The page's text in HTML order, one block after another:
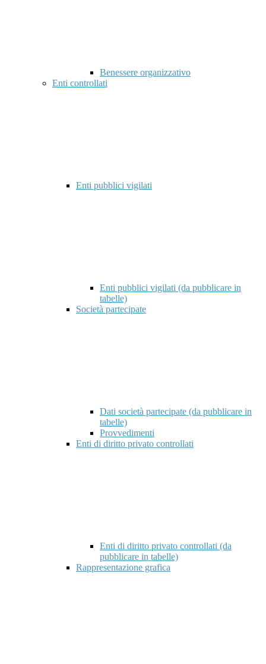
Benessere organizzativo
Enti controllati
Enti pubblici vigilati
Enti pubblici vigilati (da pubblicare in
tabelle)
Società partecipate
Dati società partecipate (da pubblicare in
tabelle)
Provvedimenti
Enti di diritto privato controllati
Enti di diritto privato controllati (da
pubblicare in tabelle)
Rappresentazione grafica